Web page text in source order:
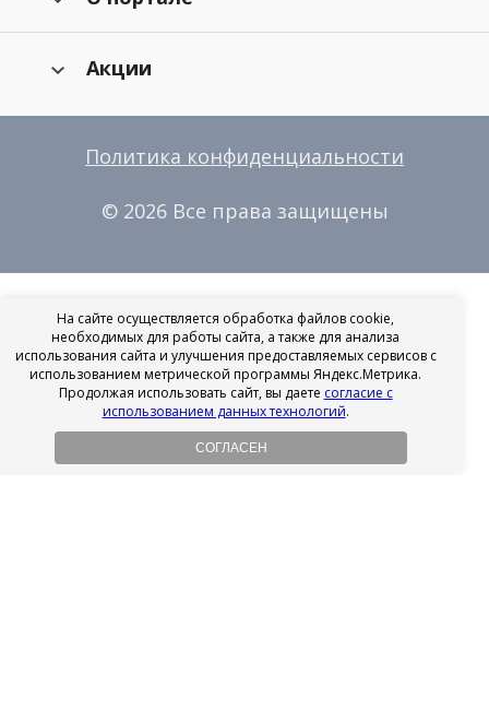
Акции
Политика конфиденциальности
© 2026 Все права защищены
На сайте осуществляется обработка файлов cookie,
необходимых для работы сайта, а также для анализа
использования сайта и улучшения предоставляемых сервисов с
использованием метрической программы Яндекс.Метрика.
Продолжая использовать сайт, вы даете согласие с
использованием данных технологий.
СОГЛАСЕН